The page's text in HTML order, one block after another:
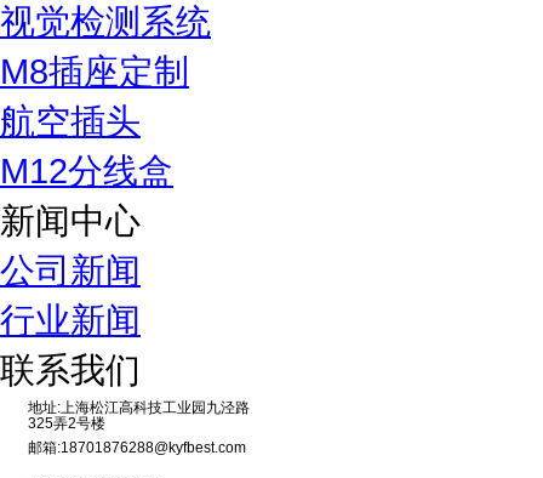
视觉检测系统
M8插座定制
航空插头
M12分线盒
新闻中心
公司新闻
行业新闻
联系我们
地址:上海松江高科技工业园九泾路
325弄2号楼
邮箱:18701876288@kyfbest.com